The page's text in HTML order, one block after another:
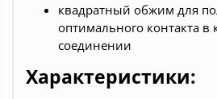
квадратный обжим для
оптимального контакта
соединении
Характеристики: